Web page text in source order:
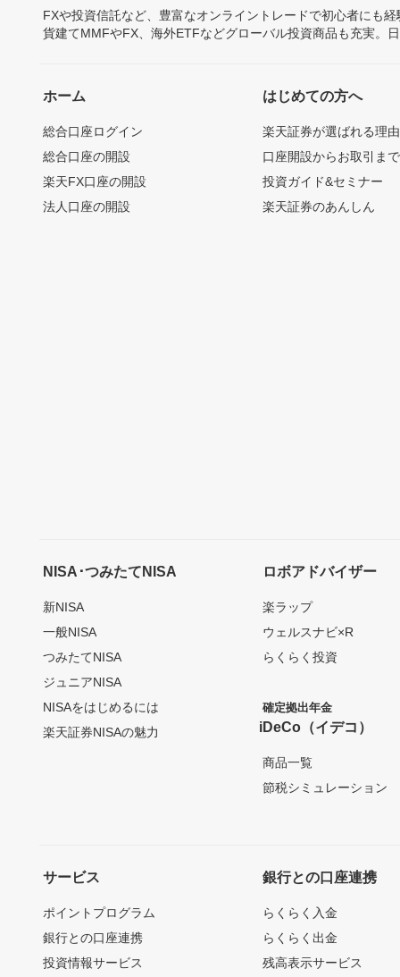
FXや投資信託など、豊富なオンライントレードで初心者にも
貨建てMMFやFX、海外ETFなどグローバル投資商品も充実。
ホーム
総合口座ログイン
総合口座の開設
楽天FX口座の開設
法人口座の開設
はじめての方へ
楽天証券が選ばれる理由
口座開設からお取引ま
投資ガイド&セミナー
楽天証券のあんしん
NISA･つみたてNISA
新NISA
一般NISA
つみたてNISA
ジュニアNISA
NISAをはじめるには
楽天証券NISAの魅力
ロボアドバイザー
楽ラップ
ウェルスナビ×R
らくらく投資
確定拠出年金
iDeCo（イデコ）
商品一覧
節税シミュレーション
サービス
ポイントプログラム
銀行との口座連携
投資情報サービス
銀行との口座連携
らくらく入金
らくらく出金
残高表示サービス